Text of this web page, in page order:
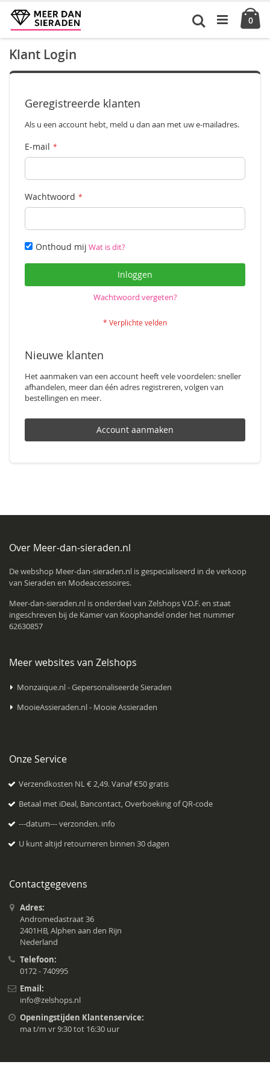
naar
de
inhoud
0
Zoek
Klant Login
Geregistreerde klanten
Als u een account hebt, meld u dan aan met uw e-mailadres.
E-mail
Wachtwoord
Onthoud mij Wat is dit?
Inloggen
Wachtwoord vergeten?
Nieuwe klanten
Het aanmaken van een account heeft vele voordelen: sneller
afhandelen, meer dan één adres registreren, volgen van
bestellingen en meer.
Account aanmaken
Over Meer-dan-sieraden.nl
De webshop Meer-dan-sieraden.nl is gespecialiseerd in de verkoop
van Sieraden en Modeaccessoires.
Meer-dan-sieraden.nl is onderdeel van Zelshops V.O.F.en staat
ingeschreven bij de Kamer van Koophandel onder het nummer
62630857
Meer websites van Zelshops
Monzaique.nl - Gepersonaliseerde Sieraden
MooieAssieraden.nl - Mooie Assieraden
Onze Service
Verzendkosten NL € 2,49. Vanaf €50 gratis
Betaal met iDeal, Bancontact, Overboeking of QR-code
---datum--- verzonden. info
U kunt altijd retourneren binnen 30 dagen
Contactgegevens
Adres:
Andromedastraat 36
2401HB, Alphen aan den Rijn
Nederland
Telefoon:
0172 - 740995
Email:
info@zelshops.nl
Openingstijden Klantenservice:
ma t/m vr 9:30 tot 16:30 uur